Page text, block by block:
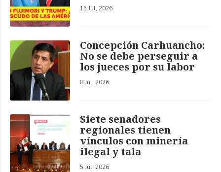
15 Jul, 2026
Concepción Carhuancho:
No se debe perseguir a
los jueces por su labor
8 Jul, 2026
Siete senadores
regionales tienen
vínculos con minería
ilegal y tala
5 Jul, 2026